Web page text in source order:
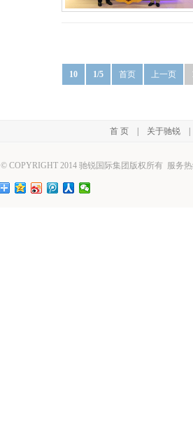
10 1/5 首页 上一页
首 页| 关于驰锐
© COPYRIGHT 2014 驰锐国际集团版权所有 服务